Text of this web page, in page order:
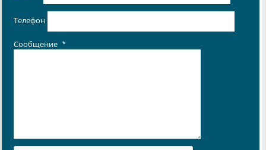
Телефон
Сообщение *